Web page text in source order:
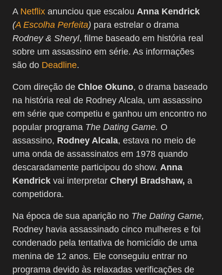
A Netflix anunciou que escalou Anna Kendrick
(A Escolha Perfeita) para estrelar o drama
Rodney & Sheryl, filme baseado em história real
sobre um assassino em série. As informações
são do Deadline.
Com direção de Chloe Okuno, o drama baseado
na história real de Rodney Alcala, um assassino
em série que competiu e ganhou um encontro no
popular programa The Dating Game. O
assassino, Rodney Alcala, estava no meio de
uma onda de assassinatos em 1978 quando
descaradamente participou do show. Anna
Kendrick vai interpretar Cheryl Bradshaw, a
competidora.
Na época de sua aparição no The Dating Game,
Rodney havia assassinado cinco mulheres e foi
condenado pela tentativa de homicídio de uma
menina de 12 anos. Ele conseguiu entrar no
programa devido às relaxadas verificações de